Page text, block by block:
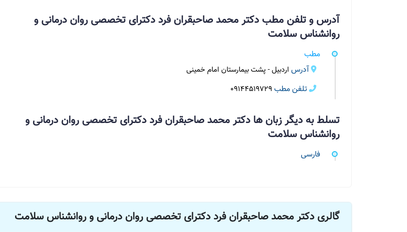
آدرس و تلفن مطب دکتر محمد صاحبقران فرد دکترای تخصصی روان درمانی و
روانشناس سلامت
مطب
آدرس اردبیل - پشت بیمارستان امام خمینی
تلفن مطب
تسلط به دیگر زبان ها دکتر محمد صاحبقران فرد دکترای تخصصی روان درمانی و
روانشناس سلامت
فارسی
گالری دکتر محمد صاحبقران فرد دکترای تخصصی روان درمانی و روانشناس سلامت